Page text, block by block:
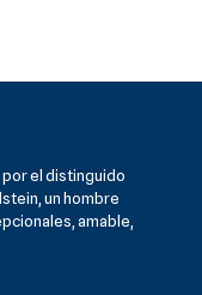
por el distinguido
un hombre
amable,